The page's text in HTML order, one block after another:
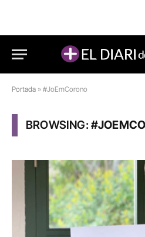
Portada » #JoEmCorono
BROWSING: